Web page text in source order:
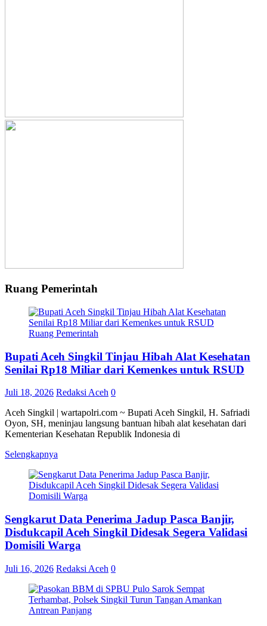
Ruang Pemerintah
Ruang Pemerintah
Bupati Aceh Singkil Tinjau Hibah Alat Kesehatan
Senilai Rp18 Miliar dari Kemenkes untuk RSUD
Juli 18, 2026 Redaksi Aceh 0
Aceh Singkil | wartapolri.com ~ Bupati Aceh Singkil, H. Safriadi
Oyon, SH, meninjau langsung bantuan hibah alat kesehatan dari
Kementerian Kesehatan Republik Indonesia di
Selengkapnya
Sengkarut Data Penerima Jadup Pasca Banjir,
Disdukcapil Aceh Singkil Didesak Segera Validasi
Domisili Warga
Juli 16, 2026 Redaksi Aceh 0